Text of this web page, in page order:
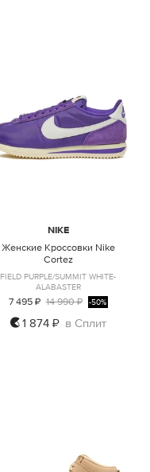
US5.5
NIKE
Женские Кроссовки Nike
Cortez
FIELD PURPLE/SUMMIT WHITE-
ALABASTER
7 495 ₽ 14 990 ₽ -50%
1 874 ₽ в Сплит